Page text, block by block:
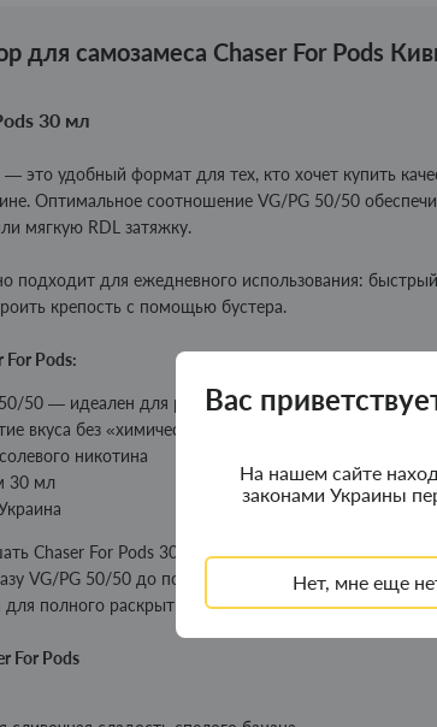
Вас
На нашем сайте
законами Украины
Нет, мне еще
для самозамеса Chaser For Pods
30 мл
— это удобный формат для тех, кто хочет купить
Оптимальное соотношение VG/PG 50/50
мягкую RDL затяжку.
подходит для ежедневного использования:
крепость с помощью бустера.
For Pods:
50 — идеален для pod-систем
вкуса без «химического» послевкусия
никотина
30 мл
Chaser For Pods 30 мл Откройте флакон и
VG/PG 50/50 до полного объёма. Плотно
для полного раскрытия вкуса.
For Pods